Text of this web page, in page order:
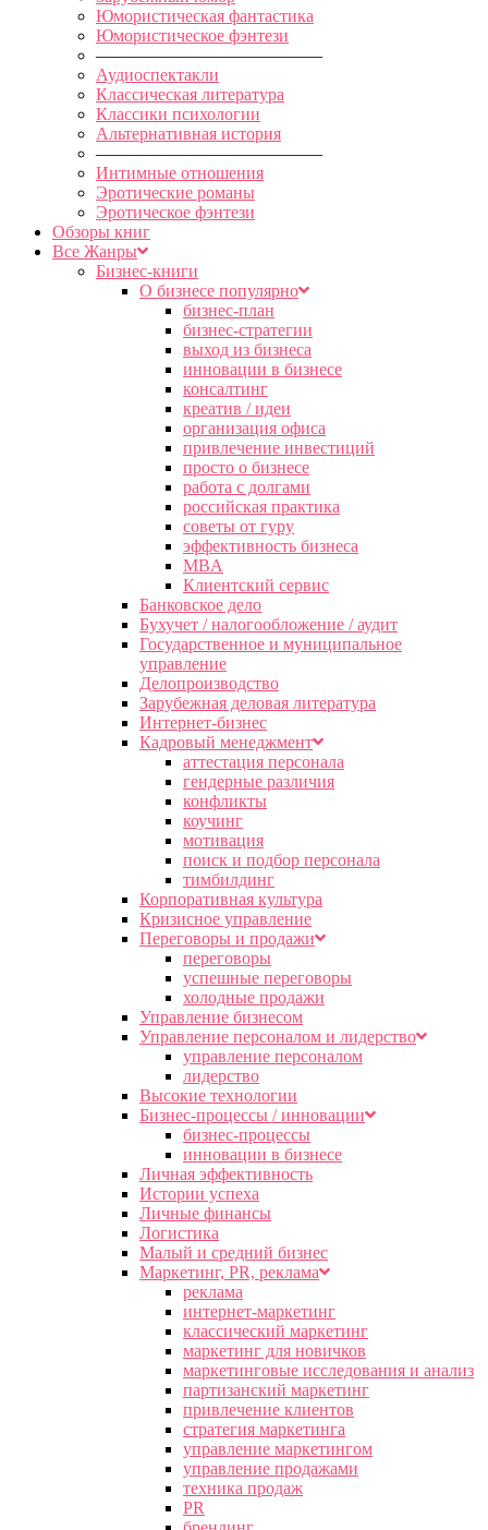
Юмористическая фантастика
Юмористическое фэнтези
—————————————
Аудиоспектакли
Классическая литература
Классики психологии
Альтернативная история
—————————————
Интимные отношения
Эротические романы
Эротическое фэнтези
Обзоры книг
Все Жанры
Бизнес-книги
О бизнесе популярно
бизнес-план
бизнес-стратегии
выход из бизнеса
инновации в бизнесе
консалтинг
креатив / идеи
организация офиса
привлечение инвестиций
просто о бизнесе
работа с долгами
российская практика
советы от гуру
эффективность бизнеса
MBA
Клиентский сервис
Банковское дело
Бухучет / налогообложение / аудит
Государственное и муниципальное
управление
Делопроизводство
Зарубежная деловая литература
Интернет-бизнес
Кадровый менеджмент
аттестация персонала
гендерные различия
конфликты
коучинг
мотивация
поиск и подбор персонала
тимбилдинг
Корпоративная культура
Кризисное управление
Переговоры и продажи
переговоры
успешные переговоры
холодные продажи
Управление бизнесом
Управление персоналом и лидерство
управление персоналом
лидерство
Высокие технологии
Бизнес-процессы / инновации
бизнес-процессы
инновации в бизнесе
Личная эффективность
Истории успеха
Личные финансы
Логистика
Малый и средний бизнес
Маркетинг, PR, реклама
реклама
интернет-маркетинг
классический маркетинг
маркетинг для новичков
маркетинговые исследования и анализ
партизанский маркетинг
привлечение клиентов
стратегия маркетинга
управление маркетингом
управление продажами
техника продаж
PR